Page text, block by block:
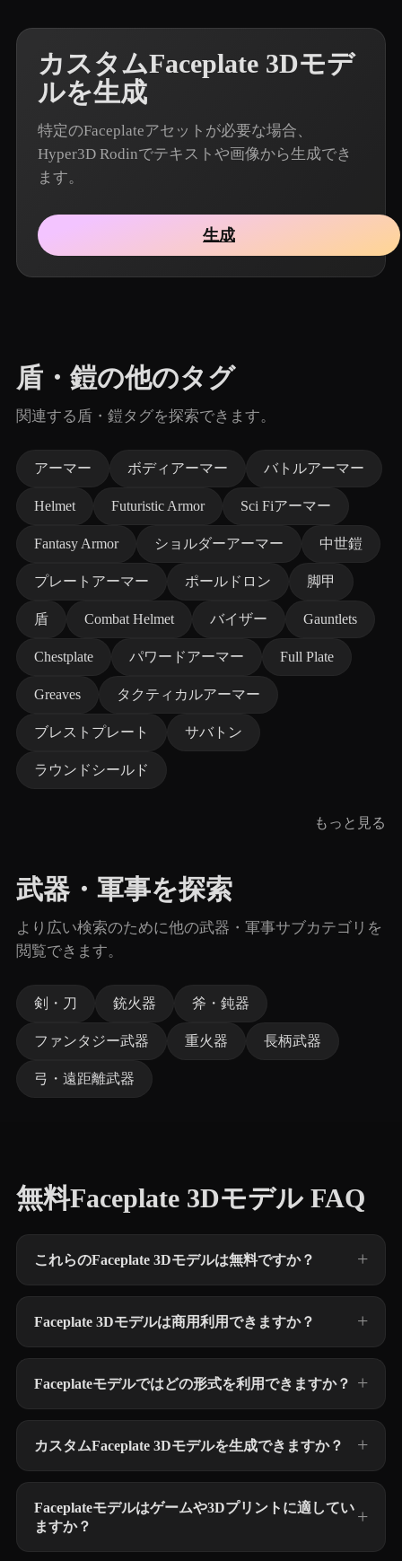
カスタムFaceplate 3Dモデ
ルを生成
特定のFaceplateアセットが必要な場合、
Hyper3D Rodinでテキストや画像から生成でき
ます。
生成
盾・鎧の他のタグ
関連する盾・鎧タグを探索できます。
アーマー ボディアーマー バトルアーマー
Helmet Futuristic Armor Sci Fiアーマー
Fantasy Armor ショルダーアーマー 中世鎧
プレートアーマー ポールドロン 脚甲
盾 Combat Helmet バイザー Gauntlets
Chestplate パワードアーマー Full Plate
Greaves タクティカルアーマー
ブレストプレート サバトン
ラウンドシールド
もっと見る
武器・軍事を探索
より広い検索のために他の武器・軍事サブカテゴリを
閲覧できます。
剣・刀 銃火器 斧・鈍器
ファンタジー武器 重火器 長柄武器
弓・遠距離武器
無料Faceplate 3Dモデル FAQ
これらのFaceplate 3Dモデルは無料ですか？
Faceplate 3Dモデルは商用利用できますか？
Faceplateモデルではどの形式を利用できますか？
カスタムFaceplate 3Dモデルを生成できますか？
Faceplateモデルはゲームや3Dプリントに適してい
ますか？